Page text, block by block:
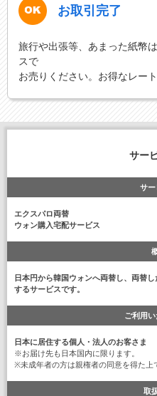
お取引完了
旅行や出張等、あまった紙幣
スで
お売りください。お得なレー
サー
サー
エクスパロ両替
ウォン購入宅配サービス
日本円から韓国ウォンへ両替し、両替
するサービスです。
ご利用
日本に居住する個人・法人のお客さま
※お届け先も日本国内に限ります。
※未成年者の方は親権者の同意を得た上
取